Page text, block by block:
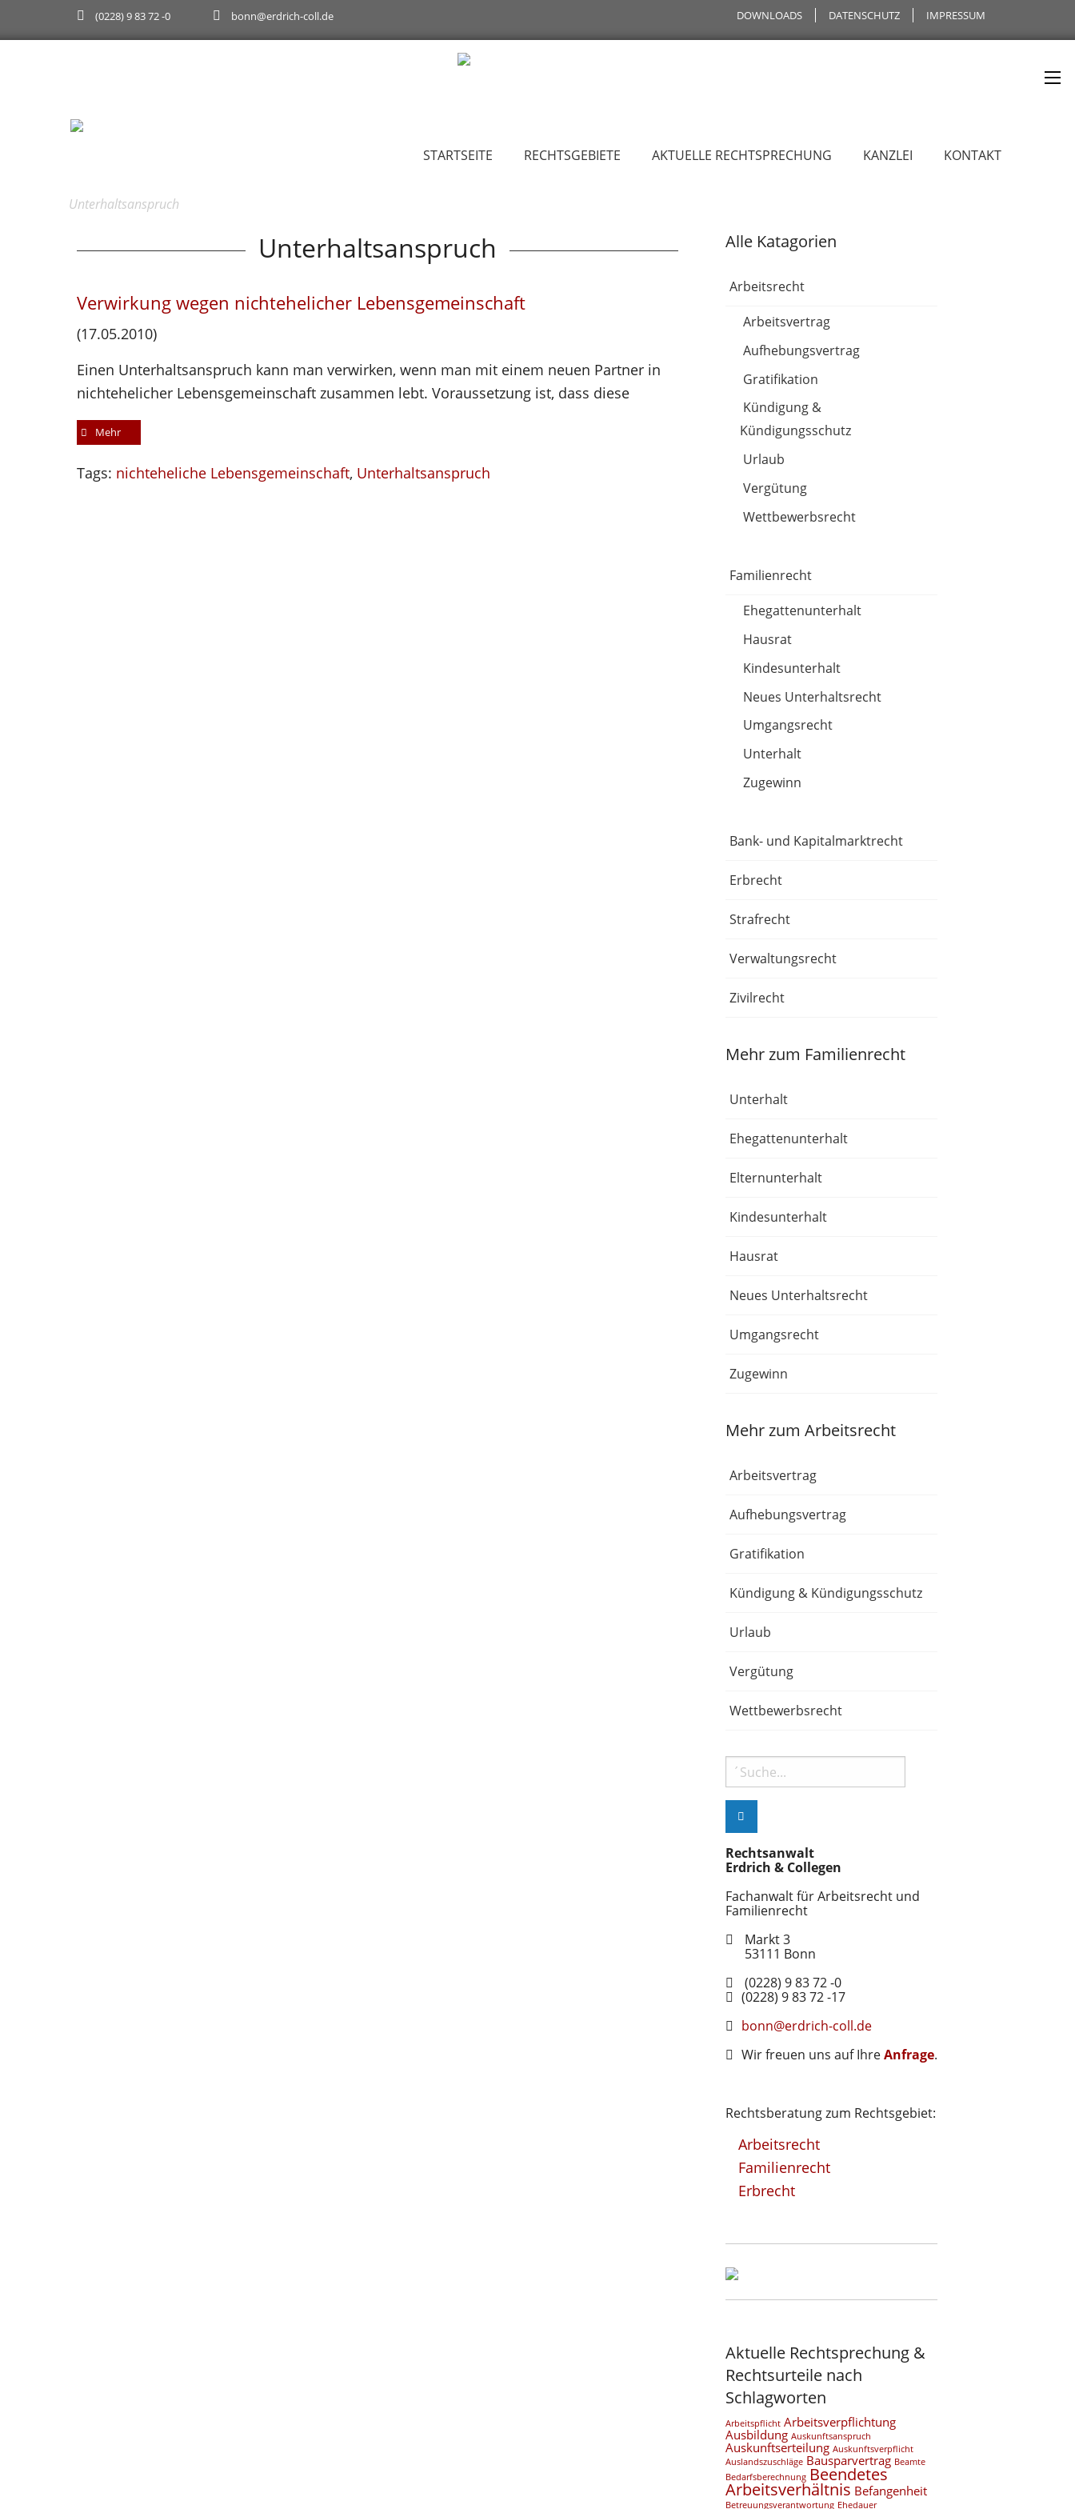
(0228) 9 83 72 -0 bonn@erdrich-coll.de DOWNLOADS DATENSCHUTZ IMPRESSUM
STARTSEITE RECHTSGEBIETE AKTUELLE RECHTSPRECHUNG KANZLEI KONTAKT
Unterhaltsanspruch
Unterhaltsanspruch
Verwirkung wegen nichtehelicher Lebensgemeinschaft
(17.05.2010)
Einen Unterhaltsanspruch kann man verwirken, wenn man mit einem neuen Partner in
nichtehelicher Lebensgemeinschaft zusammen lebt. Voraussetzung ist, dass diese
Mehr
Tags: nichteheliche Lebensgemeinschaft, Unterhaltsanspruch
Alle Katagorien
Arbeitsrecht
Arbeitsvertrag
Aufhebungsvertrag
Gratifikation
Kündigung &
Kündigungsschutz
Urlaub
Vergütung
Wettbewerbsrecht
Familienrecht
Ehegattenunterhalt
Hausrat
Kindesunterhalt
Neues Unterhaltsrecht
Umgangsrecht
Unterhalt
Zugewinn
Bank- und Kapitalmarktrecht
Erbrecht
Strafrecht
Verwaltungsrecht
Zivilrecht
Mehr zum Familienrecht
Unterhalt
Ehegattenunterhalt
Elternunterhalt
Kindesunterhalt
Hausrat
Neues Unterhaltsrecht
Umgangsrecht
Zugewinn
Mehr zum Arbeitsrecht
Arbeitsvertrag
Aufhebungsvertrag
Gratifikation
Kündigung & Kündigungsschutz
Urlaub
Vergütung
Wettbewerbsrecht
Rechtsanwalt
Erdrich & Collegen
Fachanwalt für Arbeitsrecht und
Familienrecht
Markt 3
53111 Bonn
(0228) 9 83 72 -0
(0228) 9 83 72 -17
bonn@erdrich-coll.de
Wir freuen uns auf IhreAnfrage.
Rechtsberatung zum Rechtsgebiet:
Arbeitsrecht
Familienrecht
Erbrecht
Aktuelle Rechtsprechung &
Rechtsurteile nach
Schlagworten
Arbeitspflicht Arbeitsverpflichtung
Ausbildung Auskunftsanspruch
Auskunftserteilung Auskunftsverpflicht
Auslandszuschläge Bausparvertrag Beamte
Bedarfsberechnung Beendetes
Arbeitsverhältnis Befangenheit
Betreuungsverantwortung Ehedauer